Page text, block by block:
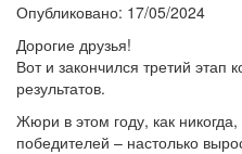
Опубликовано: 17/05/2024
Дорогие друзья!
Вот и закончился третий этап
результатов.
Жюри в этом году, как
победителей – настолько